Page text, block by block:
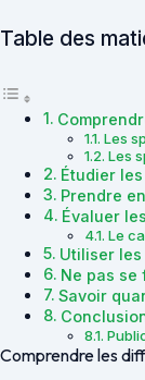
Table des
Les
Les
Étudier
Prendre
Évaluer
Le
Utiliser
Ne pas se
Savoir
Comprendre les